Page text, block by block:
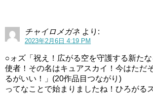
チャイロメガネ より:
2023年2月6日 4:19 PM
○ォズ「祝え！広がる空を守護する新た
使者！その名はキュアスカイ！今はただ
るがいい！」(20作品目つながり)
ってなことで始まりましたね！ひろがる